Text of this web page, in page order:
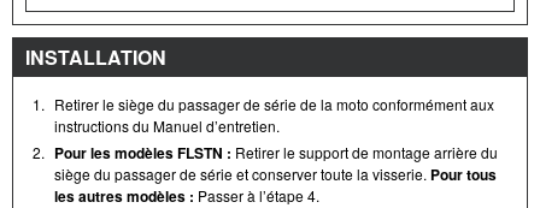
INSTALLATION
1. Retirer le siège du passager de série de la moto conformément aux
instructions du Manuel d’entretien.
2. Pour les modèles FLSTN : Retirer le support de montage arrière du
siège du passager de série et conserver toute la visserie. Pour tous
les autres modèles : Passer à l’étape 4.